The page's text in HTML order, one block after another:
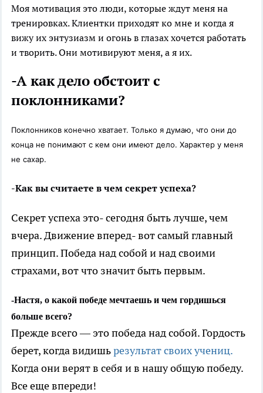
Моя мотивация это люди, которые ждут меня на
тренировках. Клиентки приходят ко мне и когда я
вижу их энтузиазм и огонь в глазах хочется работать
и творить. Они мотивируют меня, а я их.
-А как дело обстоит с
поклонниками?
Поклонников конечно хватает. Только я думаю, что они до
конца не понимают с кем они имеют дело. Характер у меня
не сахар.
-Как вы считаете в чем секрет успеха?
Секрет успеха это- сегодня быть лучше, чем
вчера. Движение вперед- вот самый главный
принцип. Победа над собой и над своими
страхами, вот что значит быть первым.
-Настя, о какой победе мечтаешь и чем гордишься
больше всего?
Прежде всего — это победа над собой. Гордость
берет, когда видишьрезультат своих учениц.
Когда они верят в себя и в нашу общую победу.
Все еще впереди!